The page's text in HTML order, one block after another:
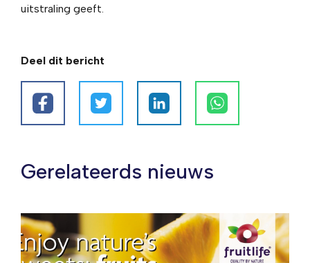
uitstraling geeft.
Deel dit bericht
Gerelateerds nieuws